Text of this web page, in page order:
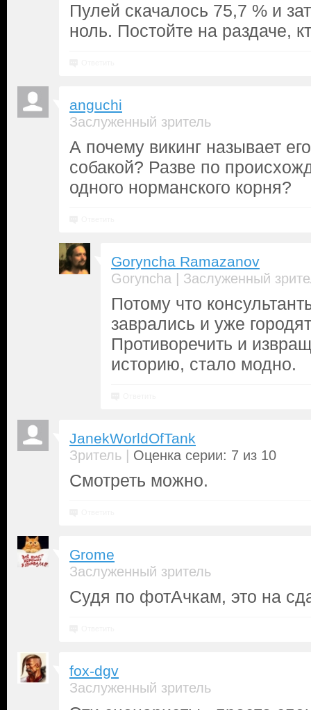
Пулей скачалось 75,7 % и
ноль. Постойте на раздаче,
anguchi
Заслуженный зритель
А почему викинг называет
собакой? Разве по
одного норманского корня?
Goryncha Ramazanov
Goryncha | Заслуженный
Потому что
заврались и уже
Противоречить и
историю, стало модно.
JanekWorldOfTank
Зритель | Оценка серии: 7 из 10
Смотреть можно.
Grome
Заслуженный зритель
Судя по фотАчкам, это на
fox-dgv
Заслуженный зритель